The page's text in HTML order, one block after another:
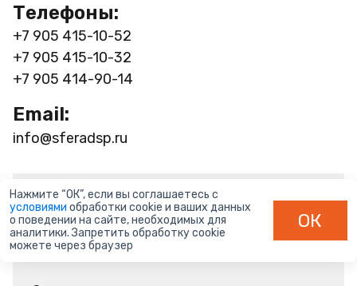
Телефоны:
+7 905 415-10-52
+7 905 415-10-32
+7 905 414-90-14
Email:
info@sferadsp.ru
Имя
Нажмите “ОК”, если вы соглашаетесь с
условиями обработки cookie и ваших данных
о поведении на сайте, необходимых для
аналитики. Запретить обработку cookie
можете через браузер
ОК